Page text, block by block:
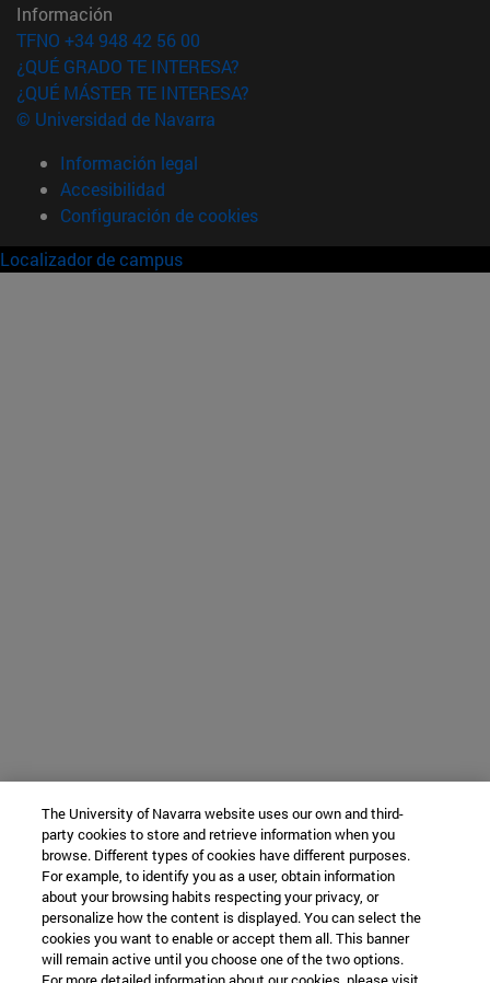
Información
TFNO +34 948 42 56 00
¿QUÉ GRADO TE INTERESA?
¿QUÉ MÁSTER TE INTERESA?
© Universidad de Navarra
Información legal
Accesibilidad
Configuración de cookies
Localizador de campus
The University of Navarra website uses our own and third-
party cookies to store and retrieve information when you
browse. Different types of cookies have different purposes.
For example, to identify you as a user, obtain information
about your browsing habits respecting your privacy, or
personalize how the content is displayed. You can select the
cookies you want to enable or accept them all. This banner
will remain active until you choose one of the two options.